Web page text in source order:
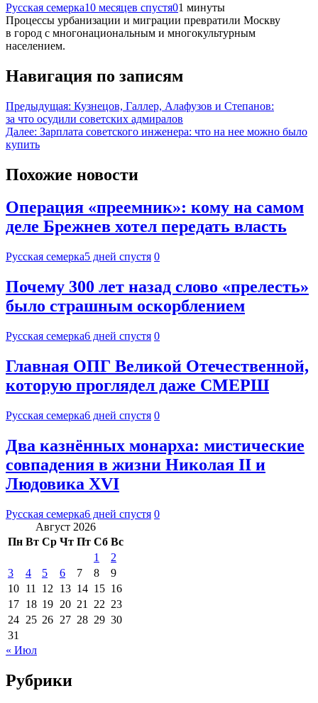
Русская семерка10 месяцев спустя01 минуты
Процессы урбанизации и миграции превратили Москву
в город с многонациональным и многокультурным
населением.
Навигация по записям
Предыдущая: Кузнецов, Галлер, Алафузов и Степанов:
за что осудили советских адмиралов
Далее: Зарплата советского инженера: что на нее можно было
купить
Похожие новости
Операция «преемник»: кому на самом
деле Брежнев хотел передать власть
Русская семерка5 дней спустя 0
Почему 300 лет назад слово «прелесть»
было страшным оскорблением
Русская семерка6 дней спустя 0
Главная ОПГ Великой Отечественной,
которую проглядел даже СМЕРШ
Русская семерка6 дней спустя 0
Два казнённых монарха: мистические
совпадения в жизни Николая II и
Людовика XVI
Русская семерка6 дней спустя 0
Август 2026
Пн Вт Ср Чт Пт Сб Вс
1
2
3
4 5 6 7 8
9
10 11 12 13 14 15 16
17 18 19 20 21 22 23
24 25 26 27 28 29 30
31
« Июл
Рубрики